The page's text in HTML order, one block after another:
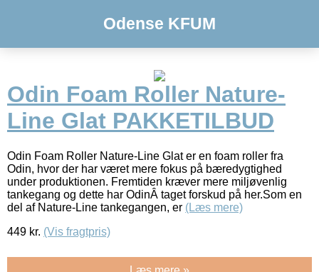
Odense KFUM
Odin Foam Roller Nature-
Line Glat PAKKETILBUD
Odin Foam Roller Nature-Line Glat er en foam roller fra
Odin, hvor der har været mere fokus på bæredygtighed
under produktionen. Fremtiden kræver mere miljøvenlig
tankegang og dette har OdinÂ taget forskud på her.Som en
del af Nature-Line tankegangen, er (Læs mere)
449 kr. (Vis fragtpris)